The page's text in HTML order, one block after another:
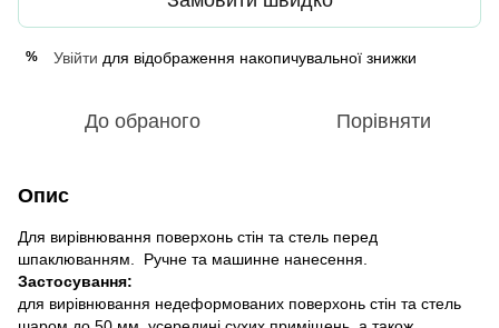
% Увійти для відображення накопичувальної знижки
До обраного Порівняти
Опис
Для вирівнювання поверхонь стін та стель перед
шпаклюванням. Ручне та машинне нанесення.
Застосування:
для вирівнювання недеформованих поверхонь стін та стель